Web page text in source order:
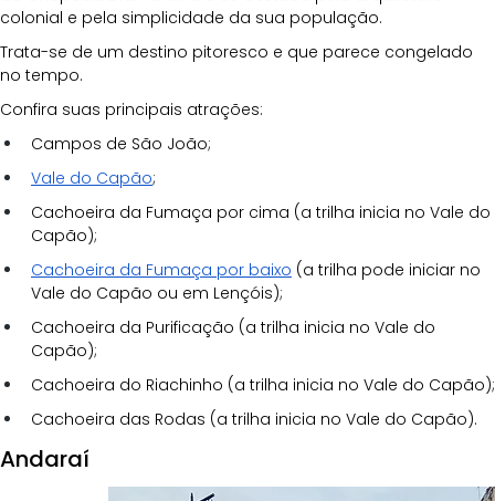
colonial e pela simplicidade da sua população.
Trata-se de um destino pitoresco e que parece congelado
no tempo.
Confira suas principais atrações:
Campos de São João;
Vale do Capão;
Cachoeira da Fumaça por cima (a trilha inicia no Vale do
Capão);
Cachoeira da Fumaça por baixo (a trilha pode iniciar no
Vale do Capão ou em Lençóis);
Cachoeira da Purificação (a trilha inicia no Vale do
Capão);
Cachoeira do Riachinho (a trilha inicia no Vale do Capão);
Cachoeira das Rodas (a trilha inicia no Vale do Capão).
Andaraí